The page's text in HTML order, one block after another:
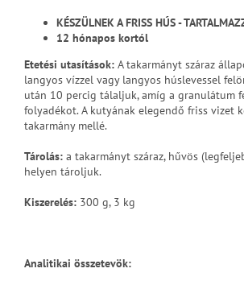
KÉSZÜLNEK A FRISS HÚS -
12 hónapos kortól
Etetési utasítások: A takarmányt száraz
langyos vízzel vagy langyos húslevessel
után 10 percig tálaljuk, amíg a granulátum
folyadékot. A kutyának elegendő friss vizet
takarmány mellé.
Tárolás: a takarmányt száraz, hűvös
helyen tároljuk.
Kiszerelés: 300 g, 3 kg
Analitikai összetevök: